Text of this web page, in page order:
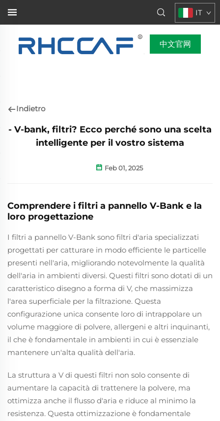
IT
中文官网
Indietro
- V-bank, filtri? Ecco perché sono una scelta
intelligente per il vostro sistema
Feb 01, 2025
Comprendere i filtri a pannello V-Bank e la
loro progettazione
I filtri a pannello V-Bank sono filtri d'aria specializzati
progettati per catturare in modo efficiente le particelle
presenti nell'aria, migliorando notevolmente la qualità
dell'aria in ambienti diversi. Questi filtri sono dotati di un
caratteristico disegno a forma di V, che massimizza
l'area superficiale per la filtrazione. Questa
configurazione unica consente loro di intrappolare un
volume maggiore di polvere, allergeni e altri inquinanti,
il che è fondamentale in ambienti in cui è essenziale
mantenere un'alta qualità dell'aria.
La struttura a V di questi filtri non solo consente di
aumentare la capacità di trattenere la polvere, ma
ottimizza anche il flusso d'aria e riduce al minimo la
resistenza. Questa ottimizzazione è fondamentale